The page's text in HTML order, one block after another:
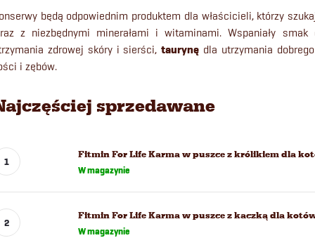
będą odpowiednim produktem dla właścicieli, którzy
z niezbędnymi minerałami i witaminami.Wspaniały
zdrowej skóry i sierści,taurynę dla utrzymania
i zębów.
sprzedawane
Fitmin For Life Karma w puszce z królikiem dla
W magazynie
Fitmin For Life Karma w puszce z kaczką dla
W magazynie